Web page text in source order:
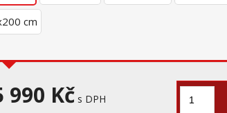
cm
990 Kč s DPH